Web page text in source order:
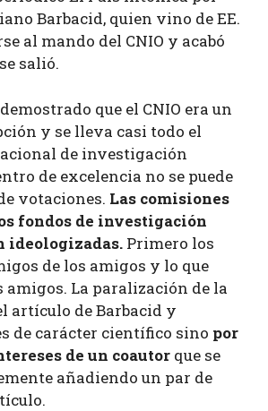
Barbacid, quien vino de EE.
al mando del CNIO y acabó
salió.
que el CNIO era un
y se lleva casi todo el
de investigación
de excelencia no se puede
votaciones. Las comisiones
fondos de investigación
ideologizadas. Primero los
de los amigos y lo que
amigos. La paralización de la
artículo de Barbacid y
de carácter científico sino por
de un coautor que se
añadiendo un par de